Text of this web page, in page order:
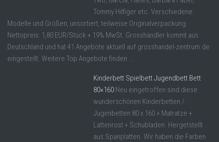
Tommy Hilfiger etc. Verschiedene
Modelle und Größen, unsortiert, teilweise Originalverpackung.
Nettopreis: 1,80 EUR/Stück + 19% MwSt. Grosshändler kommt aus
Deutschland und hat 41 Angebote aktuell auf grosshandel-zentrum.de
eingestellt. Weitere Top Angebote finden ...
Kinderbett Spielbett Jugendbett Bett
80×160 Neu eingetroffen sind diese
wunderschönen Kinderbetten /
Jugenbetten 80 x 160 + Matratze +
Lattenrost + Schubladen. Hergetstellt
aus Spanplatten. Wir haben die Farben